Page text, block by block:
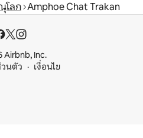
ลก Amphoe Chat Trakan
Airbnb, Inc.
นตัว
เงื่อนไข